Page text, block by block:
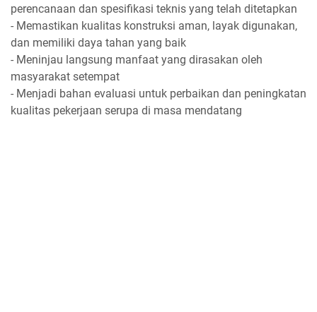
perencanaan dan spesifikasi teknis yang telah ditetapkan
- Memastikan kualitas konstruksi aman, layak digunakan,
dan memiliki daya tahan yang baik
- Meninjau langsung manfaat yang dirasakan oleh
masyarakat setempat
- Menjadi bahan evaluasi untuk perbaikan dan peningkatan
kualitas pekerjaan serupa di masa mendatang